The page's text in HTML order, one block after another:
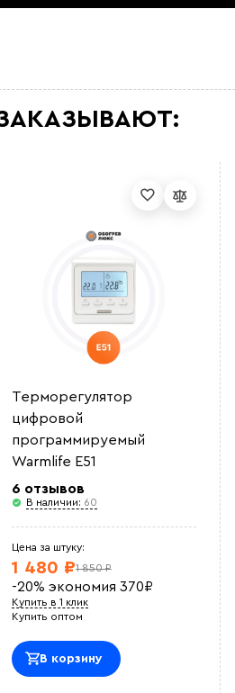
Терморегулятор
цифровой
программируемый
Warmlife E51
6 отзывов
В наличии: 60
Цена за штуку:
1 850 ₽
1 480 ₽
-20% экономия 370₽
Купить в 1 клик
Купить оптом
В корзину